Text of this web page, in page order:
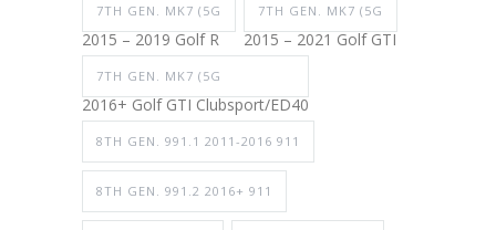
7TH GEN. MK7 (5G
2015 – 2019 Golf R
7TH GEN. MK7 (5G
2015 – 2021 Golf GTI
7TH GEN. MK7 (5G
2016+ Golf GTI Clubsport/ED40
8TH GEN. 991.1 2011-2016 911
8TH GEN. 991.2 2016+ 911